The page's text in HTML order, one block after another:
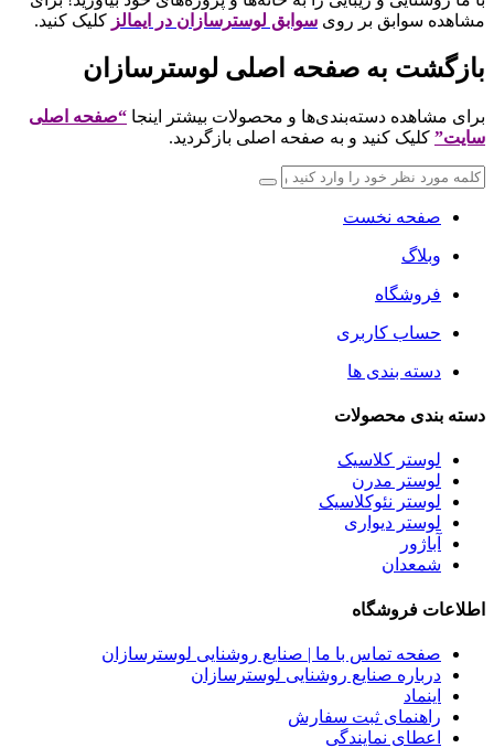
مشاهده سوابق بر روی سوابق لوسترسازان در ایمالز کلیک کنید.
بازگشت به صفحه اصلی لوسترسازان
برای مشاهده دسته‌بندی‌ها و محصولات بیشتر اینجا “صفحه اصلی
سایت” کلیک کنید و به صفحه اصلی بازگردید.
صفحه نخست
وبلاگ
فروشگاه
حساب کاربری
دسته بندی ها
دسته بندی محصولات
لوستر کلاسیک
لوستر مدرن
لوستر نئوکلاسیک
لوستر دیواری
آباژور
شمعدان
اطلاعات فروشگاه
صفحه تماس با ما | صنایع روشنایی لوسترسازان
درباره صنایع روشنایی لوسترسازان
اینماد
راهنمای ثبت سفارش
اعطای نمایندگی